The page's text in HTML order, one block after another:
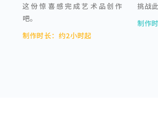
这份惊喜感完成艺术品创作
吧。
制作时长：约2小时起
挑战
制作